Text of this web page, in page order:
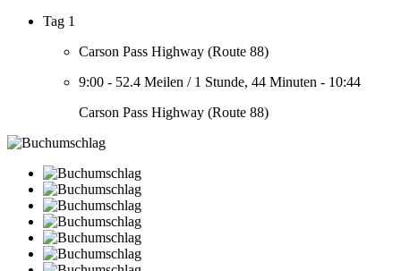
Tag 1
Carson Pass Highway (Route 88)
9:00 - 52.4 Meilen / 1 Stunde, 44 Minuten - 10:44
Carson Pass Highway (Route 88)